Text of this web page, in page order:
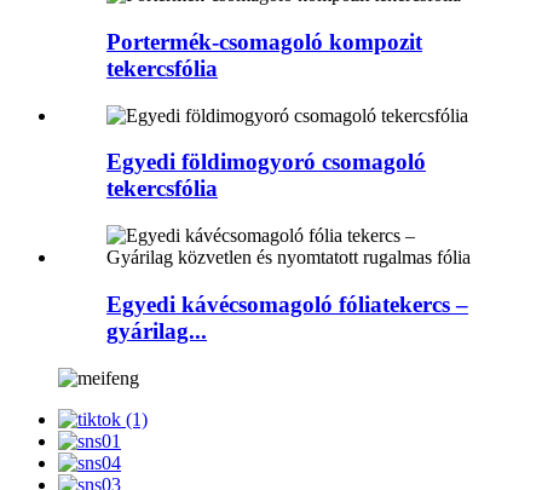
Portermék-csomagoló kompozit
tekercsfólia
Egyedi földimogyoró csomagoló
tekercsfólia
Egyedi kávécsomagoló fóliatekercs –
gyárilag...